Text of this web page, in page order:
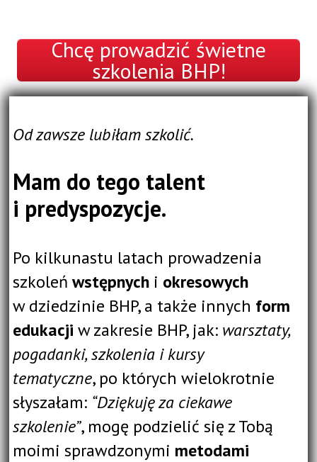
Chcę prowadzić świetne
szkolenia BHP!
Od zawsze lubiłam szkolić.
Mam do tego talent
i predyspozycje.
Po kilkunastu latach prowadzenia
szkoleń wstępnych i okresowych
w dziedzinie BHP, a także innych form
edukacji w zakresie BHP, jak: warsztaty,
pogadanki, szkolenia i kursy
tematyczne, po których wielokrotnie
słyszałam: “Dziękuję za ciekawe
szkolenie”, mogę podzielić się z Tobą
moimi sprawdzonymi metodami